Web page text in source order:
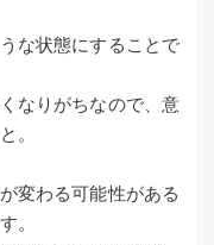
な状態にすることで
なりがちなので、意
。
変わる可能性がある
。